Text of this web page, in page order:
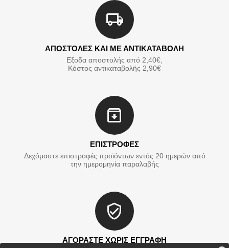
ΑΠΟΣΤΟΛΕΣ ΚΑΙ ΜΕ ΑΝΤΙΚΑΤΑΒΟΛΗ
Εξοδα αποστολής από 2,40€,
Κόστος αντικαταβολής 2,90€
ΕΠΙΣΤΡΟΦΕΣ
Δεχόμαστε επιστροφές προϊόντων εντός 20 ημερών από
την ημερομηνία παραλαβής
ΑΓΟΡΑΣΤΕ ΧΩΡΙΣ ΕΓΓΡΑΦΗ